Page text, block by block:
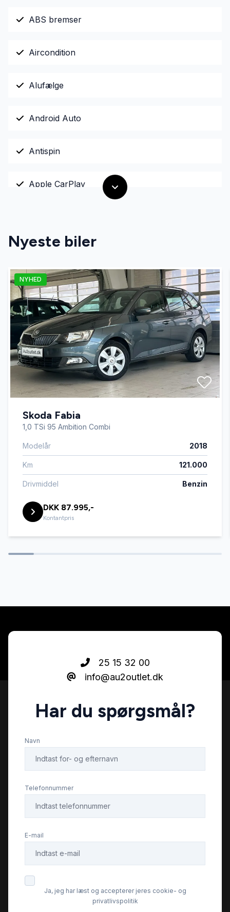
ABS bremser
Aircondition
Alufælge
Android Auto
Antispin
Apple CarPlay
Automatgear
Automatisk fjernlys
Automatisk lys
Automatisk nødbremse
Blind vinkel detektion
DAB radio
Delvis lædersæder
Digitalt cockpit
Dæktryksystem
Fjernbetjent centrallås
Fuld LED forlygter
Fuldautomatisk klimaanlæg
Isofix
Kørecomputer
Læderrat
Musikstreaming via bluetooth
Nyeste biler
NYHED
Skoda Fabia
1,0 TSi 95 Ambition Combi
Modelår 2018
Km 121.000
Drivmiddel Benzin
DKK 87.995,-
Kontantpris
25 15 32 00
info@au2outlet.dk
Har du spørgsmål?
Navn
Telefonnummer
E-mail
Ja, jeg har læst og accepterer jeres cookie- og
privatlivspolitik